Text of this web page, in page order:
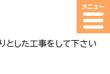
とした工事をして下さい